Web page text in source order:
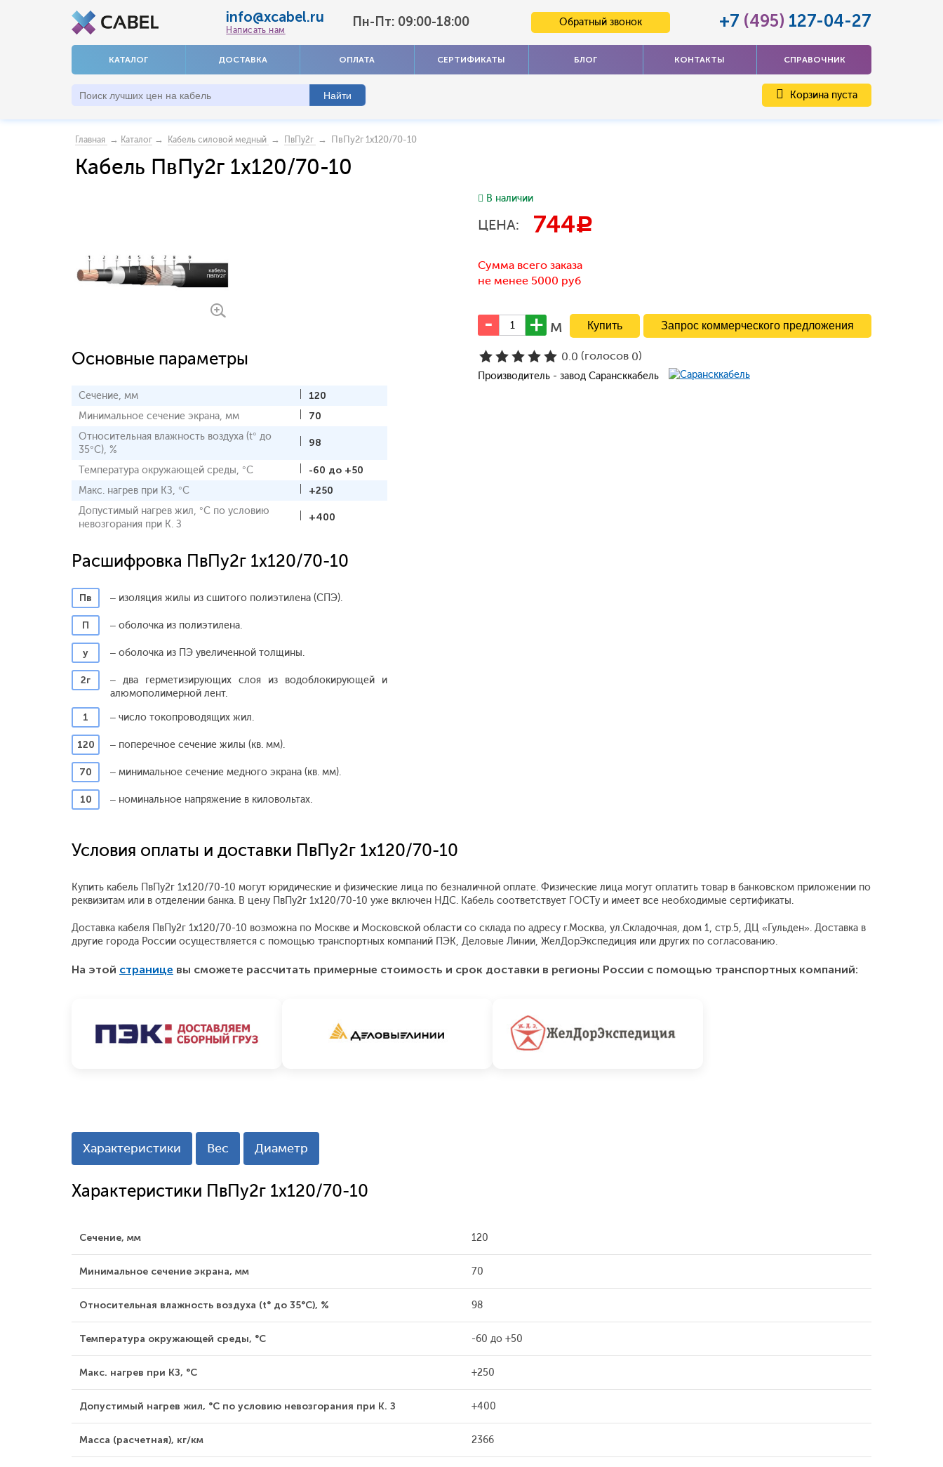
info@xcabel.ru
Написать нам
Пн-Пт: 09:00-18:00 Обратный звонок +7 (495) 127-04-27
КАТАЛОГ ДОСТАВКА ОПЛАТА СЕРТИФИКАТЫ БЛОГ КОНТАКТЫ СПРАВОЧНИК
Корзина пуста
Главная → Каталог → Кабель силовой медный → ПвПу2г → ПвПу2г 1x120/70-10
Кабель ПвПу2г 1x120/70-10
Основные параметры
Сечение, мм
120
Минимальное сечение экрана, мм
70
Относительная влажность воздуха (t° до
35°С), %
98
Температура окружающей среды, °С
-60 до +50
Макс. нагрев при КЗ, °С
+250
Допустимый нагрев жил, °С по условию
невозгорания при К. З
+400
Расшифровка ПвПу2г 1x120/70-10
Пв – изоляция жилы из сшитого полиэтилена (СПЭ).
П – оболочка из полиэтилена.
у – оболочка из ПЭ увеличенной толщины.
2г
– два герметизирующих слоя из водоблокирующей и
алюмополимерной лент.
1
– число токопроводящих жил.
120 – поперечное сечение жилы (кв. мм).
70 – минимальное сечение медного экрана (кв. мм).
10 – номинальное напряжение в киловольтах.
В наличии
ЦЕНА: 744c
Сумма всего заказа
не менее 5000 руб
м Запрос коммерческого предложения
0.0 (голосов 0)
Производитель - завод Сарансккабель
Условия оплаты и доставки ПвПу2г 1x120/70-10
Купить кабель ПвПу2г 1x120/70-10 могут юридические и физические лица по безналичной оплате. Физические лица могут оплатить товар в банковском приложении по
реквизитам или в отделении банка. В цену ПвПу2г 1x120/70-10 уже включен НДС. Кабель соответствует ГОСТу и имеет все необходимые сертификаты.
Доставка кабеля ПвПу2г 1x120/70-10 возможна по Москве и Московской области со склада по адресу г.Москва, ул.Складочная, дом 1, стр.5, ДЦ «Гульден». Доставка в
другие города России осуществляется с помощью транспортных компаний ПЭК, Деловые Линии, ЖелДорЭкспедиция или других по согласованию.
На этой странице вы сможете рассчитать примерные стоимость и срок доставки в регионы России с помощью транспортных компаний:
Характеристики Вес Диаметр
Характеристики ПвПу2г 1x120/70-10
Сечение, мм 120
Минимальное сечение экрана, мм 70
Относительная влажность воздуха (t° до 35°С), % 98
Температура окружающей среды, °С -60 до +50
Макс. нагрев при КЗ, °С +250
Допустимый нагрев жил, °С по условию невозгорания при К. З +400
Масса (расчетная), кг/км 2366